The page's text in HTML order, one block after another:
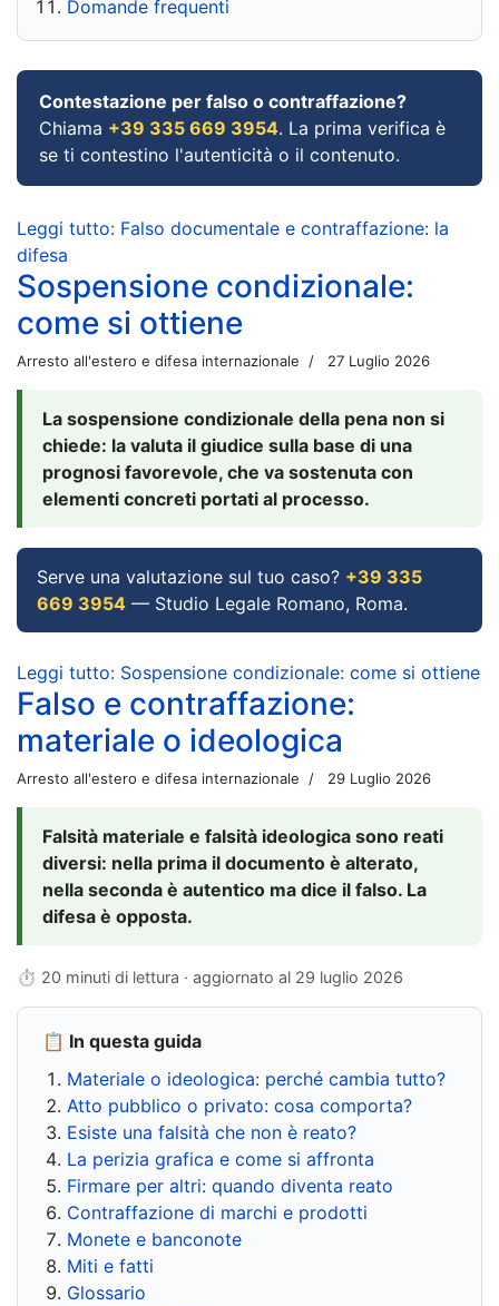
Domande frequenti
Contestazione per falso o contraffazione?
Chiama +39 335 669 3954. La prima verifica è
se ti contestino l'autenticità o il contenuto.
Leggi tutto: Falso documentale e contraffazione: la
difesa
Sospensione condizionale:
come si ottiene
Arresto all'estero e difesa internazionale 27 Luglio 2026
La sospensione condizionale della pena non si
chiede: la valuta il giudice sulla base di una
prognosi favorevole, che va sostenuta con
elementi concreti portati al processo.
Serve una valutazione sul tuo caso? +39 335
669 3954 — Studio Legale Romano, Roma.
Leggi tutto: Sospensione condizionale: come si ottiene
Falso e contraffazione:
materiale o ideologica
Arresto all'estero e difesa internazionale 29 Luglio 2026
Falsità materiale e falsità ideologica sono reati
diversi: nella prima il documento è alterato,
nella seconda è autentico ma dice il falso. La
difesa è opposta.
⏱ 20 minuti di lettura · aggiornato al 29 luglio 2026
📋 In questa guida
Materiale o ideologica: perché cambia tutto?
Atto pubblico o privato: cosa comporta?
Esiste una falsità che non è reato?
La perizia grafica e come si affronta
Firmare per altri: quando diventa reato
Contraffazione di marchi e prodotti
Monete e banconote
Miti e fatti
Glossario